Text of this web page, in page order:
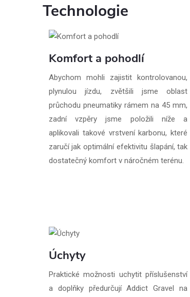
Technologie
Komfort a pohodlí
Abychom mohli zajistit kontrolovanou,
plynulou jízdu, zvětšili jsme oblast
průchodu pneumatiky rámem na 45 mm,
zadní vzpěry jsme položili níže a
aplikovali takové vrstvení karbonu, které
zaručí jak optimální efektivitu šlapání, tak
dostatečný komfort v náročném terénu.
Úchyty
Praktické možnosti uchytit příslušenství
a doplňky předurčují Addict Gravel na